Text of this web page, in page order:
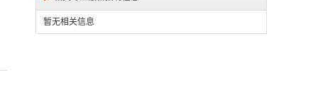
暂无相关信息